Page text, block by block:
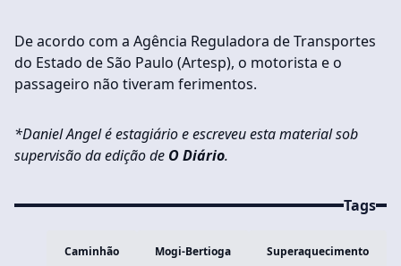
De acordo com a Agência Reguladora de Transportes
do Estado de São Paulo (Artesp), o motorista e o
passageiro não tiveram ferimentos.
*Daniel Angel é estagiário e escreveu esta material sob
supervisão da edição de O Diário.
Tags
Caminhão Mogi-Bertioga Superaquecimento